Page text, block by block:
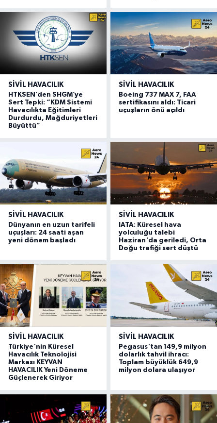
SIVIL HAVACILIK
HTKSEN’den SHGM’ye
Sert Tepki: “KDM Sistemi
Havacılıkta Eğitimleri
Durdurdu, Mağduriyetleri
Büyüttü”
SIVIL HAVACILIK
Boeing 737 MAX 7, FAA
sertifikasını aldı: Ticari
uçuşların önü açıldı
SIVIL HAVACILIK
Dünyanın en uzun tarifeli
uçuşları: 24 saati aşan
yeni dönem başladı
SIVIL HAVACILIK
IATA: Küresel hava
yolculuğu talebi
Haziran'da geriledi, Orta
Doğu trafiği sert düştü
SIVIL HAVACILIK
Türkiye'nin Küresel
Havacılık Teknolojisi
Markası KEYVAN
HAVACILIK Yeni Döneme
Güçlenerek Giriyor
SIVIL HAVACILIK
Pegasus'tan 149,9 milyon
dolarlık tahvil ihracı:
Toplam büyüklük 649,9
milyon dolara ulaşıyor